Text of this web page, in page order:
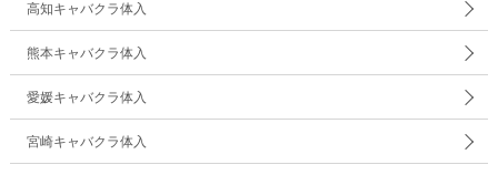
高知キャバクラ体入
熊本キャバクラ体入
愛媛キャバクラ体入
宮崎キャバクラ体入